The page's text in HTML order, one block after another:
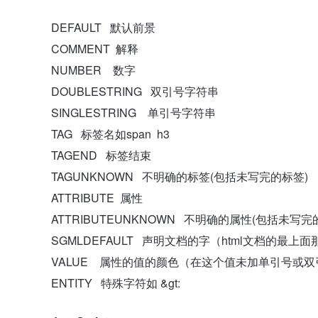
DEFAULT 默认前景
COMMENT 解释
NUMBER 数字
DOUBLESTRING 双引号字符串
SINGLESTRING 单引号字符串
TAG 标签名如span h3
TAGEND 标签结束
TAGUNKNOWN 不明确的标签(包括未写完的标签)
ATTRIBUTE 属性
ATTRIBUTEUNKNOWN 不明确的属性(包括未写完
SGMLDEFAULT 声明文档的字（html文档的最上面
VALUE 属性的值的颜色（在这个值未加单引号或双
ENTITY 特殊字符如 &gt: